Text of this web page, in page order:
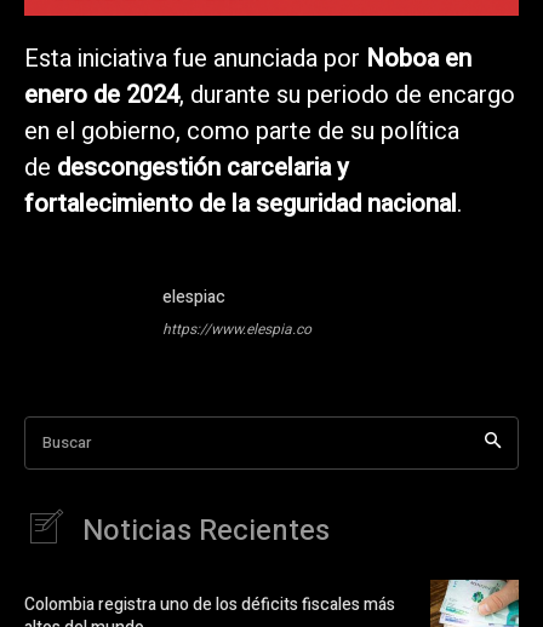
Esta iniciativa fue anunciada por Noboa en
enero de 2024, durante su periodo de encargo
en el gobierno, como parte de su política
de descongestión carcelaria y
fortalecimiento de la seguridad nacional.
elespiac
https://www.elespia.co
Buscar
Noticias Recientes
Colombia registra uno de los déficits fiscales más